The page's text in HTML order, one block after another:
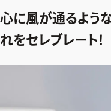
通販ランキング
デジタルカタログ
インフォメーション
プレゼント
心に風が通るよう
れをセレブレート！